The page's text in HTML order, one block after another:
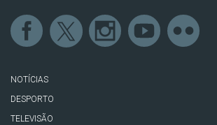
NOTÍCIAS
DESPORTO
TELEVISÃO